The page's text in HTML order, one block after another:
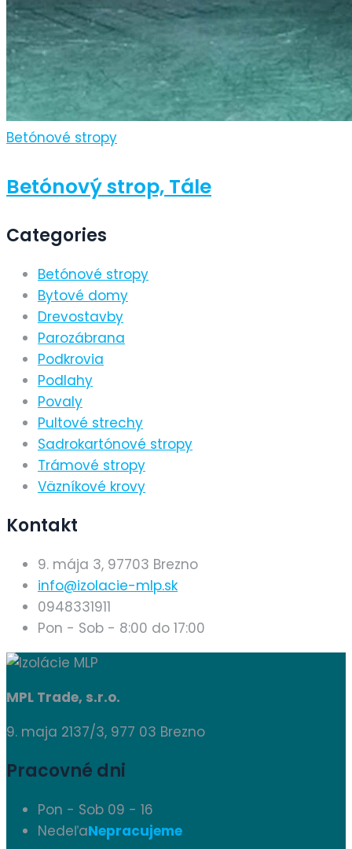
Betónové stropy
Betónový strop, Tále
Categories
Betónové stropy
Bytové domy
Drevostavby
Parozábrana
Podkrovia
Podlahy
Povaly
Pultové strechy
Sadrokartónové stropy
Trámové stropy
Väzníkové krovy
Kontakt
9. mája 3, 97703 Brezno
info@izolacie-mlp.sk
0948331911
Pon - Sob - 8:00 do 17:00
MPL Trade, s.r.o.
9. maja 2137/3, 977 03 Brezno
Pracovné dni
Pon - Sob 09 - 16
NedeľaNepracujeme